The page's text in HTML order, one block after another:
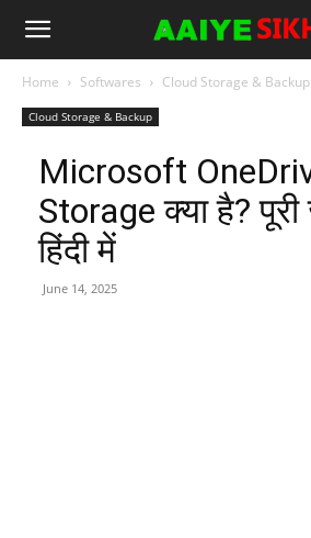
Home Softwares Cloud Storage & Backup
Cloud Storage & Backup
Microsoft
Storage क्या है? पूरी
हिंदी में
June 14, 2025